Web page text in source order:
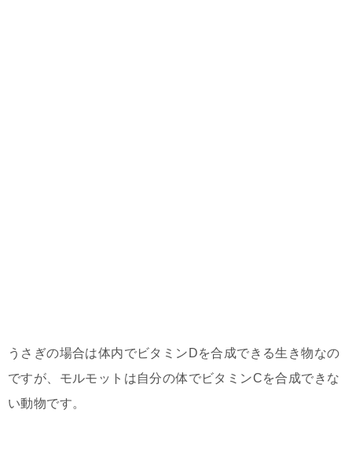
うさぎの場合は体内でビタミンDを合成できる生き物なの
ですが、モルモットは自分の体でビタミンCを合成できな
い動物です。